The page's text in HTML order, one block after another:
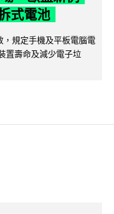
式電池
規定手機及平板電腦電
置壽命及減少電子垃